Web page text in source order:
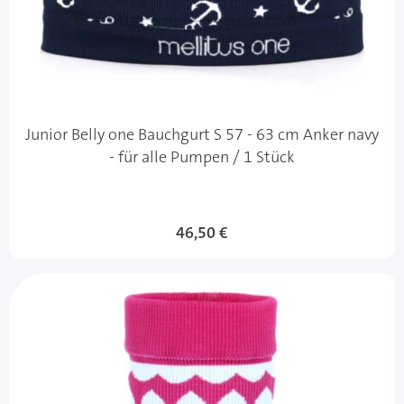
Junior Belly one Bauchgurt S 57 - 63 cm Anker navy
- für alle Pumpen / 1 Stück
46,50 €